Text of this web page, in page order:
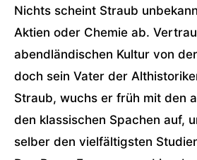
Nichts scheint Straub
Aktien oder Chemie ab.
abendländischen Kultur von
doch sein Vater der
Straub, wuchs er früh mit den
den klassischen Spachen auf,
selber den vielfältigsten